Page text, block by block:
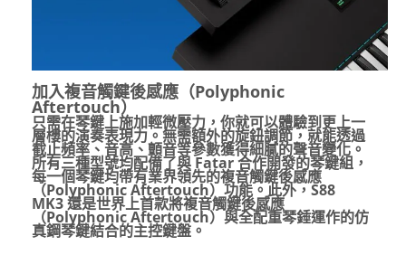
加入複音觸鍵後感應（Polyphonic
Aftertouch）
只需在琴鍵上施加輕微壓力，你就可以體驗到更上一
層樓的演奏表現力。無需額外的旋鈕調節，就能透過
截止頻率、音高、顫音等參數獲得細膩的聲音變化。
所有三種型號均配備了與Fatar合作開發的琴鍵組，
每一個琴鍵均帶有業界領先的複音觸鍵後感應
（Polyphonic Aftertouch）功能。此外，S88
MK3還是世界上首款將複音觸鍵後感應
（Polyphonic Aftertouch）與全配重琴錘運作的仿
真鋼琴鍵結合的主控鍵盤。